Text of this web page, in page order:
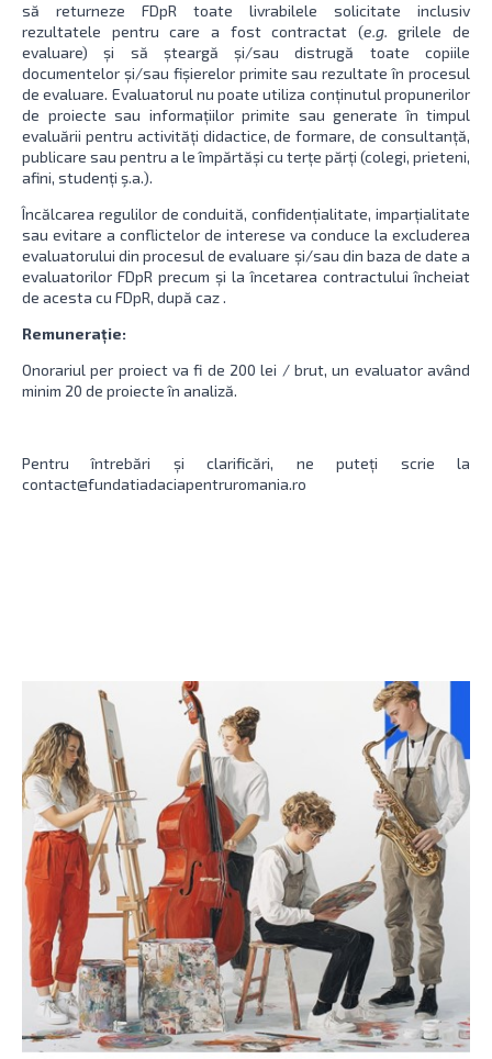
să returneze FDpR toate livrabilele solicitate inclusiv
rezultatele pentru care a fost contractat (e.g. grilele de
evaluare) și să șteargă și/sau distrugă toate copiile
documentelor și/sau fișierelor primite sau rezultate în procesul
de evaluare. Evaluatorul nu poate utiliza conținutul propunerilor
de proiecte sau informațiilor primite sau generate în timpul
evaluării pentru activități didactice, de formare, de consultanță,
publicare sau pentru a le împărtăși cu terțe părți (colegi, prieteni,
afini, studenți ş.a.).
Încălcarea regulilor de conduită, confidențialitate, imparțialitate
sau evitare a conflictelor de interese va conduce la excluderea
evaluatorului din procesul de evaluare și/sau din baza de date a
evaluatorilor FDpR precum și la încetarea contractului încheiat
de acesta cu FDpR, după caz .
Remunerație:
Onorariul per proiect va fi de 200 lei / brut, un evaluator având
minim 20 de proiecte în analiză.
Pentru întrebări și clarificări, ne puteți scrie la
contact@fundatiadaciapentruromania.ro